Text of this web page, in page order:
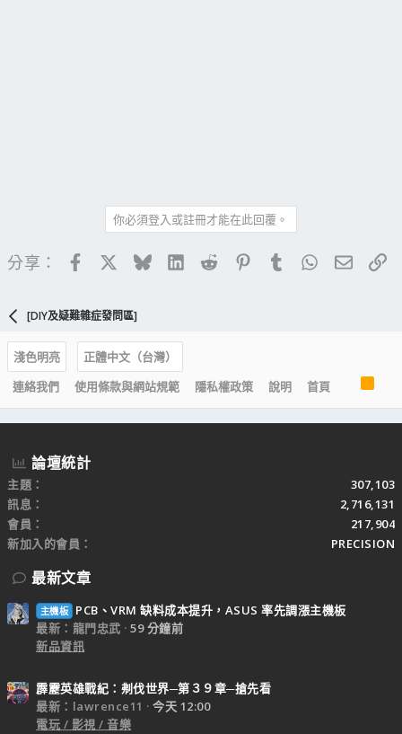
你必須登入或註冊才能在此回覆。
分享： FacebookBlueskyLinkedIn
Reddit PinterestTumblrWhatsApp
電子
[DIY及疑難雜症發問區]
淺色明亮
正體中文（台灣）
連絡我們
使用條款與網站規範 隱私權政策 說明 首頁
S
論壇統計
主題
307,103
訊息
2,716,131
會員
217,904
新加入的會員
PRECISION
最新文章
主機板
PCB、VRM 缺料成本提升，ASUS 率先調漲主機板
最新：龍門忠武
59 分鐘前
新品資訊
霹靂英雄戰紀：刜伐世界─第３９章─搶先看
最新：lawrence11
今天 12:00
電玩 / 影視 / 音樂